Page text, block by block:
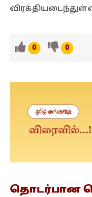
0 0
தொடர்பான